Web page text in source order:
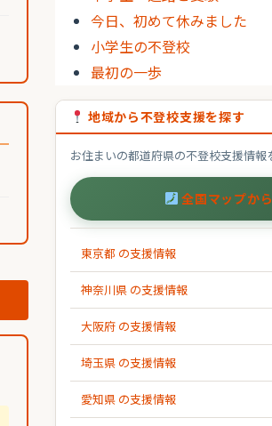
今日、初めて休みました
小学生の不登校
最初の一歩
地域から不登校支援を探す
お住まいの都道府県の不登校支援情報
全国マップか
東京都 の支援情報
神奈川県 の支援情報
大阪府 の支援情報
埼玉県 の支援情報
愛知県 の支援情報